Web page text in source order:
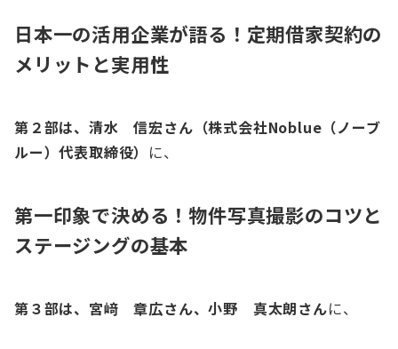
日本一の活用企業が語る！定期借家契約の
メリットと実用性
第２部は、清水 信宏さん（株式会社Noblue（ノーブ
ルー）代表取締役） に、
第一印象で決める！物件写真撮影のコツと
ステージングの基本
第３部は、宮﨑 章広さん、小野 真太朗さんに、